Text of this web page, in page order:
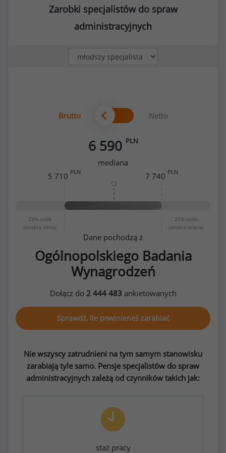
Zarobki specjalistów do spraw
administracyjnych
Brutto Netto
6 590 PLN
mediana
25% osób
zarabia mniej
25% osób
zarabia więcej
5 710 PLN 7 740 PLN
Dane pochodzą z
Ogólnopolskiego Badania
Wynagrodzeń
Dołącz do 2 444 483ankietowanych
Sprawdź, ile powinieneś zarabiać
Nie wszyscy zatrudnieni na tym samym stanowisku
zarabiają tyle samo. Pensje specjalistów do spraw
administracyjnych zależą od czynników takich jak:
staż pracy